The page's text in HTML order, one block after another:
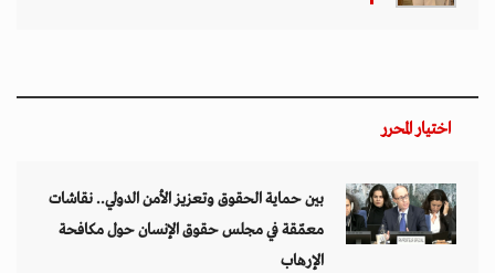
اختيار المحرر
بين حماية الحقوق وتعزيز الأمن الدولي.. نقاشات
معمّقة في مجلس حقوق الإنسان حول مكافحة
الإرهاب